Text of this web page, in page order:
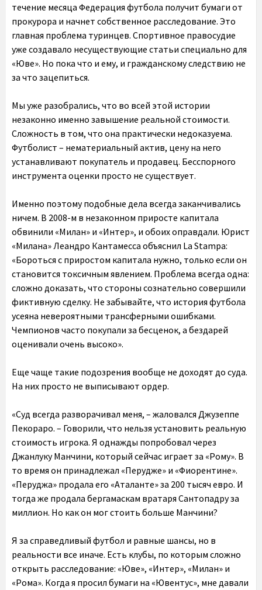
течение месяца Федерация футбола получит бумаги от
прокурора и начнет собственное расследование. Это
главная проблема туринцев. Спортивное правосудие
уже создавало несуществующие статьи специально для
«Юве». Но пока что и ему, и гражданскому следствию не
за что зацепиться.
Мы уже разобрались, что во всей этой истории
незаконно именно завышение реальной стоимости.
Сложность в том, что она практически недоказуема.
Футболист – нематериальный актив, цену на него
устанавливают покупатель и продавец. Бесспорного
инструмента оценки просто не существует.
Именно поэтому подобные дела всегда заканчивались
ничем. В 2008-м в незаконном приросте капитала
обвинили «Милан» и «Интер», и обоих оправдали. Юрист
«Милана» Леандро Кантамесса объяснил La Stampa:
«Бороться с приростом капитала нужно, только если он
становится токсичным явлением. Проблема всегда одна:
сложно доказать, что стороны сознательно совершили
фиктивную сделку. Не забывайте, что история футбола
усеяна невероятными трансферными ошибками.
Чемпионов часто покупали за бесценок, а бездарей
оценивали очень высоко».
Еще чаще такие подозрения вообще не доходят до суда.
На них просто не выписывают ордер.
«Суд всегда разворачивал меня, – жаловался Джузеппе
Пекораро. – Говорили, что нельзя установить реальную
стоимость игрока. Я однажды попробовал через
Джанлуку Манчини, который сейчас играет за «Рому». В
то время он принадлежал «Перудже» и «Фиорентине».
«Перуджа» продала его «Аталанте» за 200 тысяч евро. И
тогда же продала бергамаскам вратаря Сантопадру за
миллион. Но как он мог стоить больше Манчини?
Я за справедливый футбол и равные шансы, но в
реальности все иначе. Есть клубы, по которым сложно
открыть расследование: «Юве», «Интер», «Милан» и
«Рома». Когда я просил бумаги на «Ювентус», мне давали